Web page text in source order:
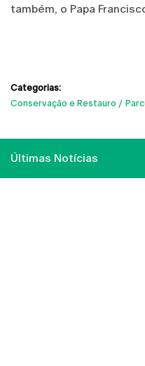
também, o Papa
Categorias:
Conservação e Restauro
Últimas Notícias